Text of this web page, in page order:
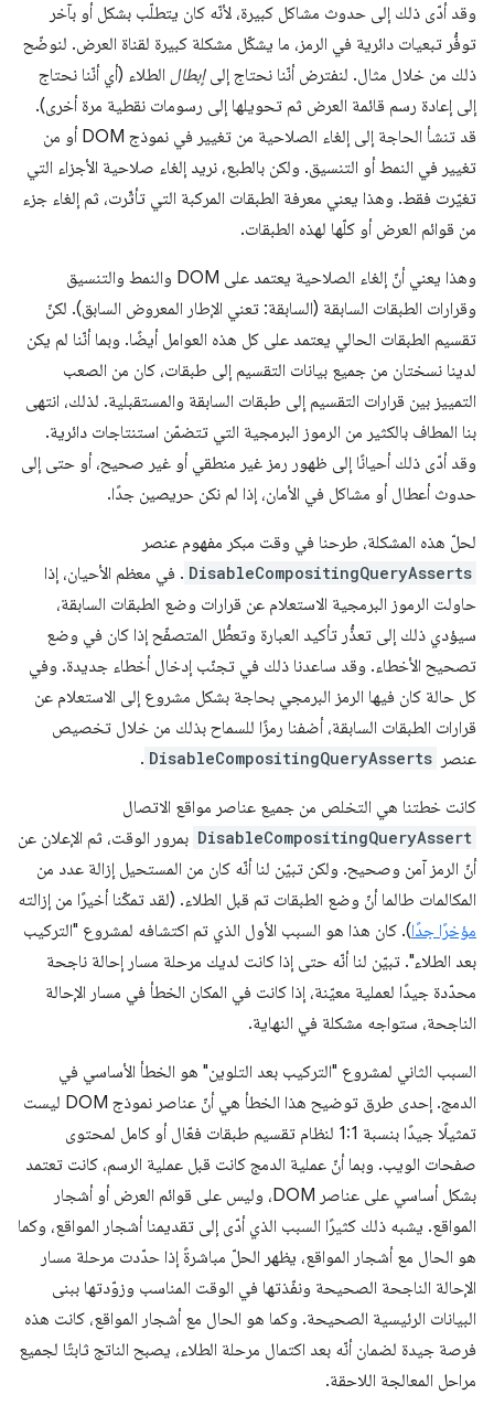
وقد أدّى ذلك إلى حدوث مشاكل كبيرة، لأنّه كان يتطلّب بشكل أو بآخر
توفُّر تبعيات دائرية في الرمز، ما يشكّل مشكلة كبيرة لقناة العرض. لنوضّح
ذلك من خلال مثال. لنفترض أنّنا نحتاج إلىإبطال الطلاء (أي أنّنا نحتاج
إلى إعادة رسم قائمة العرض ثم تحويلها إلى رسومات نقطية مرة أخرى).
قد تنشأ الحاجة إلى إلغاء الصلاحية من تغيير في نموذج DOM أو من
تغيير في النمط أو التنسيق. ولكن بالطبع، نريد إلغاء صلاحية الأجزاء التي
تغيّرت فقط. وهذا يعني معرفة الطبقات المركبة التي تأثّرت، ثم إلغاء جزء
من قوائم العرض أو كلّها لهذه الطبقات.
وهذا يعني أنّ إلغاء الصلاحية يعتمد على DOM والنمط والتنسيق
وقرارات الطبقات السابقة (السابقة: تعني الإطار المعروض السابق). لكنّ
تقسيم الطبقات الحالي يعتمد على كل هذه العوامل أيضًا. وبما أنّنا لم يكن
لدينا نسختان من جميع بيانات التقسيم إلى طبقات، كان من الصعب
التمييز بين قرارات التقسيم إلى طبقات السابقة والمستقبلية. لذلك، انتهى
بنا المطاف بالكثير من الرموز البرمجية التي تتضمّن استنتاجات دائرية.
وقد أدّى ذلك أحيانًا إلى ظهور رمز غير منطقي أو غير صحيح، أو حتى إلى
حدوث أعطال أو مشاكل في الأمان، إذا لم نكن حريصين جدًا.
لحلّ هذه المشكلة، طرحنا في وقت مبكر مفهوم عنصر
DisableCompositingQueryAsserts . في معظم الأحيان، إذا
حاولت الرموز البرمجية الاستعلام عن قرارات وضع الطبقات السابقة،
سيؤدي ذلك إلى تعذُّر تأكيد العبارة وتعطُّل المتصفّح إذا كان في وضع
تصحيح الأخطاء. وقد ساعدنا ذلك في تجنّب إدخال أخطاء جديدة. وفي
كل حالة كان فيها الرمز البرمجي بحاجة بشكل مشروع إلى الاستعلام عن
قرارات الطبقات السابقة، أضفنا رمزًا للسماح بذلك من خلال تخصيص
عنصر DisableCompositingQueryAsserts
.
كانت خطتنا هي التخلص من جميع عناصر مواقع الاتصال
DisableCompositingQueryAssert بمرور الوقت، ثم الإعلان عن
أنّ الرمز آمن وصحيح. ولكن تبيّن لنا أنّه كان من المستحيل إزالة عدد من
المكالمات طالما أنّ وضع الطبقات تم قبل الطلاء. (لقد تمكّنا أخيرًا من إزالته
مؤخرًا جدًا). كان هذا هو السبب الأول الذي تم اكتشافه لمشروع "التركيب
بعد الطلاء". تبيّن لنا أنّه حتى إذا كانت لديك مرحلة مسار إحالة ناجحة
محدّدة جيدًا لعملية معيّنة، إذا كانت في المكان الخطأ في مسار الإحالة
الناجحة، ستواجه مشكلة في النهاية.
السبب الثاني لمشروع "التركيب بعد التلوين" هو الخطأ الأساسي في
الدمج. إحدى طرق توضيح هذا الخطأ هي أنّ عناصر نموذج DOM ليست
تمثيلًا جيدًا بنسبة 1:1 لنظام تقسيم طبقات فعّال أو كامل لمحتوى
صفحات الويب. وبما أنّ عملية الدمج كانت قبل عملية الرسم، كانت تعتمد
بشكل أساسي على عناصر DOM، وليس على قوائم العرض أو أشجار
المواقع. يشبه ذلك كثيرًا السبب الذي أدّى إلى تقديمنا أشجار المواقع، وكما
هو الحال مع أشجار المواقع، يظهر الحلّ مباشرةً إذا حدّدت مرحلة مسار
الإحالة الناجحة الصحيحة ونفّذتها في الوقت المناسب وزوّدتها ببنى
البيانات الرئيسية الصحيحة. وكما هو الحال مع أشجار المواقع، كانت هذه
فرصة جيدة لضمان أنّه بعد اكتمال مرحلة الطلاء، يصبح الناتج ثابتًا لجميع
مراحل المعالجة اللاحقة.